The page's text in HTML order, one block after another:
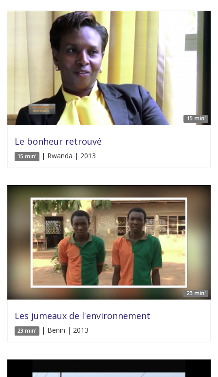
15 min'
Le bonheur retrouvé
15 min' | Rwanda | 2013
23 min'
Les jumeaux de l'environnement
23 min' | Benin | 2013